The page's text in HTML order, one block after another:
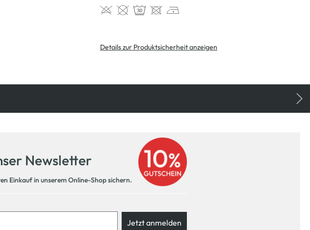
Details zur Produktsicherheit anzeigen
Newsletter
Einkauf in unserem Online-Shop sichern.
Jetzt anmelden